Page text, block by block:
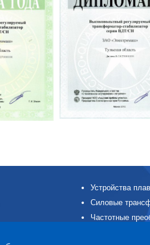
Устройства
Силовые
Частотные
Асинхронные